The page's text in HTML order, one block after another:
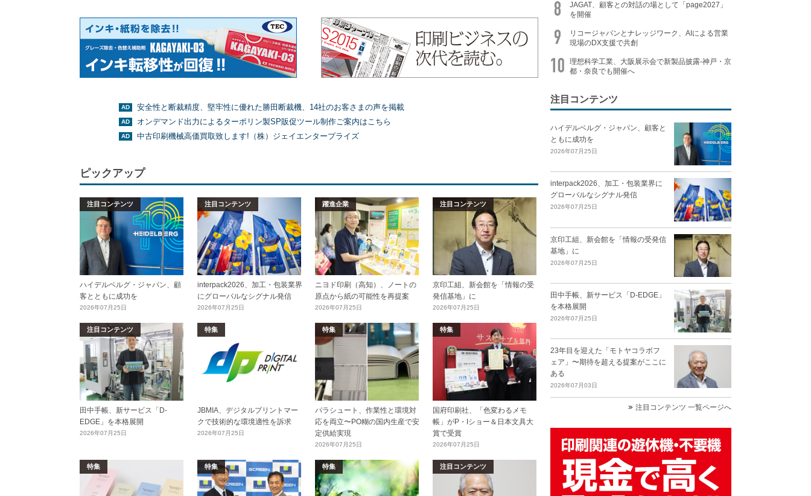
安全性と断裁精度、堅牢性に優れた勝田断裁機、14社のお客さまの声を掲載
オンデマンド出力によるターポリン製SP販促ツール制作ご案内はこちら
中古印刷機械高価買取致します!（株）ジェイエンタープライズ
ピックアップ
注目コンテンツ
ハイデルベルグ・ジャパン、顧
客とともに成功を
2026年07月25日
注目コンテンツ
interpack2026、加工・包装業界
にグローバルなシグナル発信
2026年07月25日
躍進企業
ニヨド印刷（高知）、ノートの
原点から紙の可能性を再提案
2026年07月25日
注目コンテンツ
京印工組、新会館を「情報の受
発信基地」に
2026年07月25日
注目コンテンツ
田中手帳、新サービス「D-
EDGE」を本格展開
2026年07月25日
特集
JBMIA、デジタルプリントマー
クで技術的な環境適性を訴求
2026年07月25日
特集
パラシュート、作業性と環境対
応を両立〜PO糊の国内生産で安
定供給実現
2026年07月25日
特集
国府印刷社、「色変わるメモ
帳」がP・Iショー＆日本文具大
賞で受賞
2026年07月25日
特集 特集 特集 注目コンテンツ
JAGAT、顧客との対話の場として「page2027」
を開催
リコージャパンとナレッジワーク、AIによる営業
現場のDX支援で共創
理想科学工業、大阪展示会で新製品披露-神戸・京
都・奈良でも開催へ
注目コンテンツ
ハイデルベルグ・ジャパン、顧客と
ともに成功を
2026年07月25日
interpack2026、加工・包装業界に
グローバルなシグナル発信
2026年07月25日
京印工組、新会館を「情報の受発信
基地」に
2026年07月25日
田中手帳、新サービス「D-EDGE」
を本格展開
2026年07月25日
23年目を迎えた「モトヤコラボフ
ェア」〜期待を超える提案がここに
ある
2026年07月03日
注目コンテンツ 一覧ページへ